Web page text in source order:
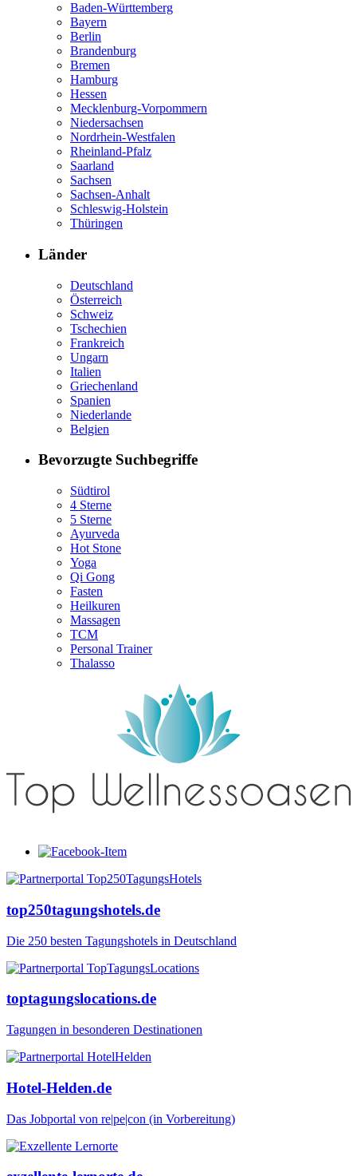
Baden-Württemberg
Bayern
Berlin
Brandenburg
Bremen
Hamburg
Hessen
Mecklenburg-Vorpommern
Niedersachsen
Nordrhein-Westfalen
Rheinland-Pfalz
Saarland
Sachsen
Sachsen-Anhalt
Schleswig-Holstein
Thüringen
Länder
Deutschland
Österreich
Schweiz
Tschechien
Frankreich
Ungarn
Italien
Griechenland
Spanien
Niederlande
Belgien
Bevorzugte Suchbegriffe
Südtirol
4 Sterne
5 Sterne
Ayurveda
Hot Stone
Yoga
Qi Gong
Fasten
Heilkuren
Massagen
TCM
Personal Trainer
Thalasso
top250tagungshotels.de
Die 250 besten Tagungshotels in Deutschland
toptagungslocations.de
Tagungen in besonderen Destinationen
Hotel-Helden.de
Das Jobportal von re|pe|con (in Vorbereitung)